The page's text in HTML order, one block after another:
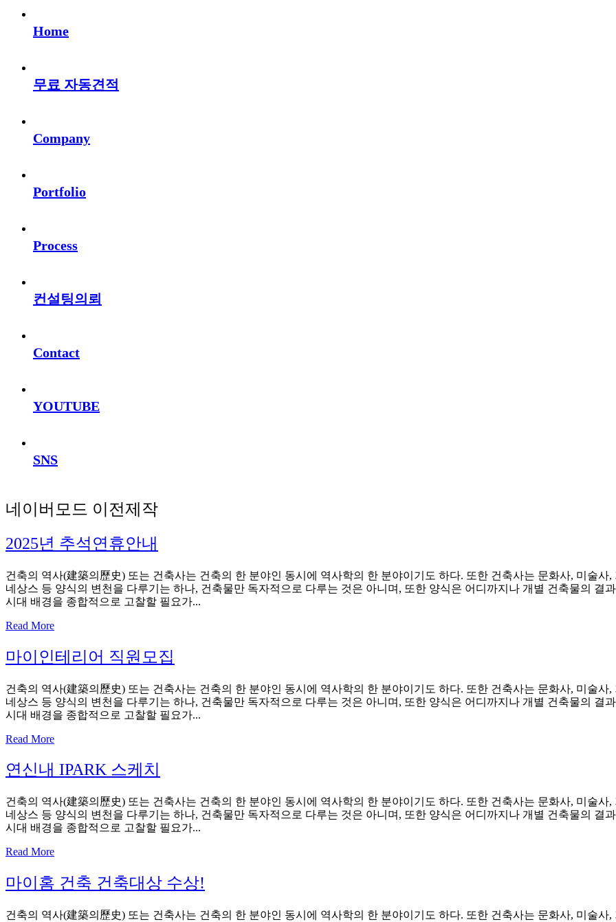
Home
무료 자동견적
Company
Portfolio
Process
컨설팅의뢰
Contact
YOUTUBE
SNS
네이버모드 이전제작
2025년 추석연휴안내
건축의 역사(建築의歷史) 또는 건축사는 건축의 한 분야인 동시에 역사학의 한 분야이기도 하다. 또한 건축사는 문화사, 미술
네상스 등 양식의 변천을 다루기는 하나, 건축물만 독자적으로 다루는 것은 아니며, 또한 양식은 어디까지나 개별 건축물의 결
시대 배경을 종합적으로 고찰할 필요가...
Read More
마이인테리어 직원모집
건축의 역사(建築의歷史) 또는 건축사는 건축의 한 분야인 동시에 역사학의 한 분야이기도 하다. 또한 건축사는 문화사, 미술
네상스 등 양식의 변천을 다루기는 하나, 건축물만 독자적으로 다루는 것은 아니며, 또한 양식은 어디까지나 개별 건축물의 결
시대 배경을 종합적으로 고찰할 필요가...
Read More
연신내 IPARK 스케치
건축의 역사(建築의歷史) 또는 건축사는 건축의 한 분야인 동시에 역사학의 한 분야이기도 하다. 또한 건축사는 문화사, 미술
네상스 등 양식의 변천을 다루기는 하나, 건축물만 독자적으로 다루는 것은 아니며, 또한 양식은 어디까지나 개별 건축물의 결
시대 배경을 종합적으로 고찰할 필요가...
Read More
마이홈 건축 건축대상 수상!
건축의 역사(建築의歷史) 또는 건축사는 건축의 한 분야인 동시에 역사학의 한 분야이기도 하다. 또한 건축사는 문화사, 미술